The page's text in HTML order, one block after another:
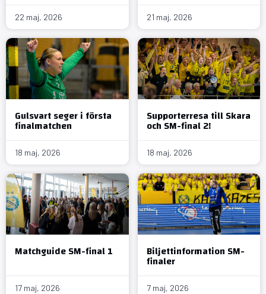
22 maj, 2026 21 maj, 2026
Gulsvart seger i första
finalmatchen
18 maj, 2026
Supporterresa till Skara
och SM-final 2!
18 maj, 2026
Matchguide SM-final 1
17 maj, 2026
Biljettinformation SM-
finaler
7 maj, 2026